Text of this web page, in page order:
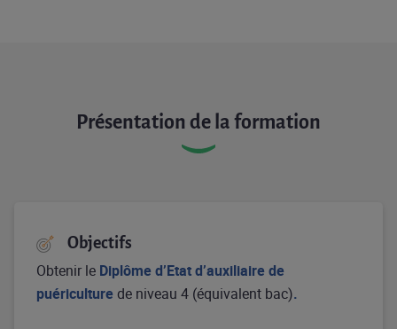
Présentation de la formation
Objectifs
Obtenir le Diplôme d’Etat d’auxiliaire de
puériculturede niveau 4 (équivalent bac).